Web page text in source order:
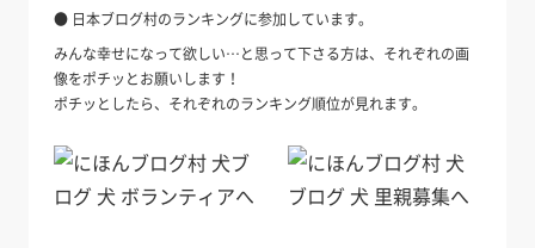
● 日本ブログ村のランキングに参加しています。
みんな幸せになって欲しい…と思って下さる方は、それぞれの画
像をポチッとお願いします！
ポチッとしたら、それぞれのランキング順位が見れます。